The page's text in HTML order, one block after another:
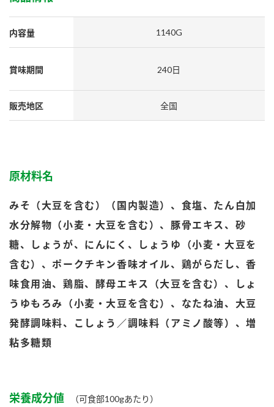
クイック調味料 レモン果汁
おすしの素
かおりの蔵
つゆ
PIN印
三ツ判山吹
スペシャルサイト
納豆の豆知識
鍋奉行マニュアル
ミツカンのCM
ロングセラー商品 ＋ おすすめレシピ
人気商品 ＋ おすすめレシピ
ミツカンの歴史
水の文化センター（アーカイブ）
各部門が大切にしていること
おいしさと健康への取り組み
キッザニア東京「ぽん酢工房」
ニュースリリース
お客様の声をいかしました
よくあるご質問
お問い合わせ
地図から取り扱い店舗を探す
ミツカン公式通販
内容量 1140G
賞味期間 240日
販売地区 全国
原材料名
みそ（大豆を含む）（国内製造）、食塩、たん白加
水分解物（小麦・大豆を含む）、豚骨エキス、砂
糖、しょうが、にんにく、しょうゆ（小麦・大豆を
含む）、ポークチキン香味オイル、鶏がらだし、香
味食用油、鶏脂、酵母エキス（大豆を含む）、しょ
うゆもろみ（小麦・大豆を含む）、なたね油、大豆
発酵調味料、こしょう／調味料（アミノ酸等）、増
粘多糖類
栄養成分値 （可食部100gあたり）